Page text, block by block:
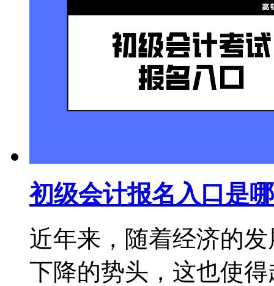
初级会计报名入口是
近年来，随着经济的
下降的势头，这也使